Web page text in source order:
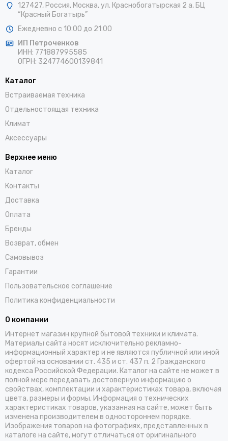
127427, Россия, Москва,ул. Краснобогатырская 2 а, БЦ
“Красный Богатырь”
Ежедневно с 10:00 до 21:00
ИП Петроченков
ИНН: 771887995585
ОГРН: 324774600139841
Каталог
Встраиваемая техника
Отдельностоящая техника
Климат
Аксессуары
Верхнее меню
Каталог
Контакты
Доставка
Оплата
Бренды
Возврат, обмен
Самовывоз
Гарантии
Пользовательское соглашение
Политика конфиденциальности
О компании
Интернет магазин крупной бытовой техники и климата.
Материалы сайта носят исключительно рекламно-
информационный характер и не являются публичной или иной
офертой на основании ст. 435 и ст. 437 п. 2 Гражданского
кодекса Российской Федерации. Каталог на сайте не может в
полной мере передавать достоверную информацию о
свойствах, комплектации и характеристиках товара, включая
цвета, размеры и формы. Информация о технических
характеристиках товаров, указанная на сайте, может быть
изменена производителем в одностороннем порядке.
Изображения товаров на фотографиях, представленных в
каталоге на сайте, могут отличаться от оригинального